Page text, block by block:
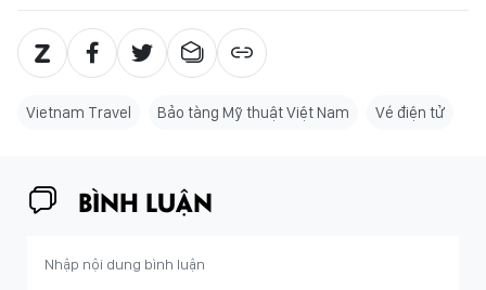
Vietnam Travel Bảo tàng Mỹ thuật Việt Nam Vé điện tử
BÌNH LUẬN